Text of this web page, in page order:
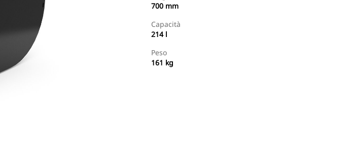
700 mm
Capacità
214 l
Peso
161 kg